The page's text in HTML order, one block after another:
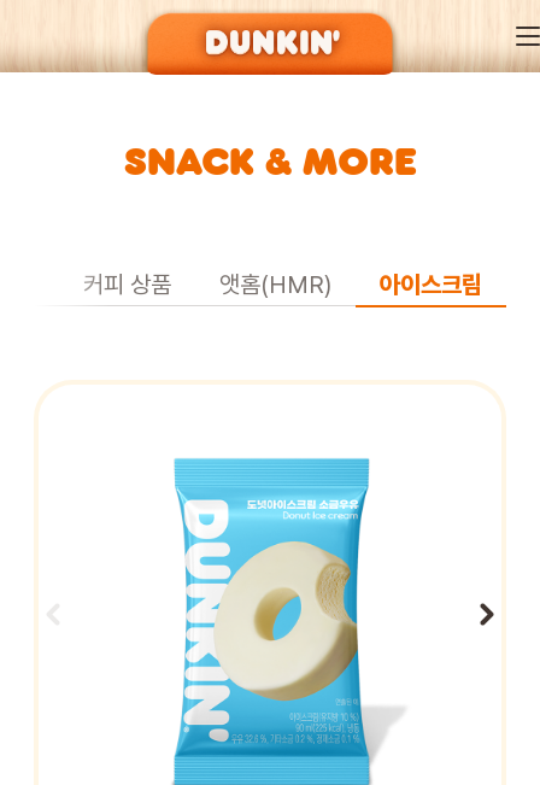
DUNKIN’ OF SEASON
SNACK & MORE
커피 상품 앳홈(HMR) 아이스크림